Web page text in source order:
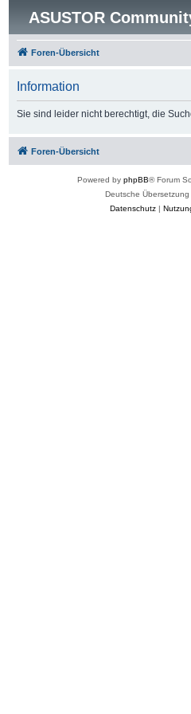
ASUSTOR
Foren-Übersicht
Information
Sie sind leider nicht berechtigt, die
Foren-Übersicht
Powered by phpBB® Forum
Deutsche Übersetzung
Datenschutz|